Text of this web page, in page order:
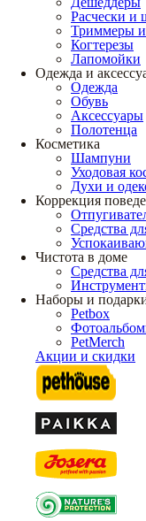
Расчески и
Триммеры
Когтерезы
Лапомойки
Одежда и
Одежда
Обувь
Аксессуары
Полотенца
Косметика
Шампуни
Уходовая
Духи и
Коррекция
Средства
Чистота в доме
Средства
Наборы и
Petbox
PetMerch
Акции и скидки